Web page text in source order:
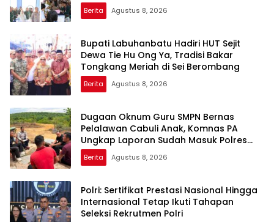
Berita Agustus 8, 2026
Bupati Labuhanbatu Hadiri HUT Sejit
Dewa Tie Hu Ong Ya, Tradisi Bakar
Tongkang Meriah di Sei Berombang
Berita Agustus 8, 2026
Dugaan Oknum Guru SMPN Bernas
Pelalawan Cabuli Anak, Komnas PA
Ungkap Laporan Sudah Masuk Polres
Sejak Juli
Berita Agustus 8, 2026
Polri: Sertifikat Prestasi Nasional Hingga
Internasional Tetap Ikuti Tahapan
Seleksi Rekrutmen Polri